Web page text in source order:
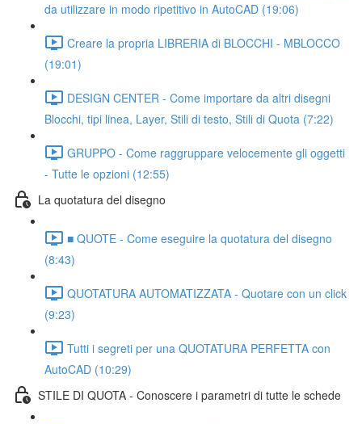
da utilizzare in modo ripetitivo in AutoCAD (19:06)
Creare la propria LIBRERIA di BLOCCHI - MBLOCCO
(19:01)
DESIGN CENTER - Come importare da altri disegni
Blocchi, tipi linea, Layer, Stili di testo, Stili di Quota (7:22)
GRUPPO - Come raggruppare velocemente gli oggetti
- Tutte le opzioni (12:55)
La quotatura del disegno
■ QUOTE - Come eseguire la quotatura del disegno
(8:43)
QUOTATURA AUTOMATIZZATA - Quotare con un click
(9:23)
Tutti i segreti per una QUOTATURA PERFETTA con
AutoCAD (10:29)
STILE DI QUOTA - Conoscere i parametri di tutte le schede